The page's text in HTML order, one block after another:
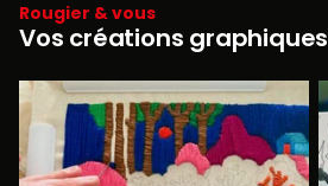
Rougier & vous
Vos créations graphiques